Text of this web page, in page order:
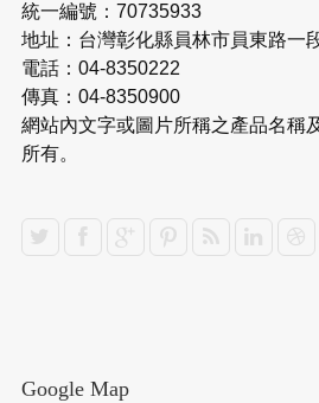
統一編號：70735933
地址：台灣彰化縣員林市員東路一
電話：04-8350222
傳真：04-8350900
網站內文字或圖片所稱之產品名稱
所有。
Google Map